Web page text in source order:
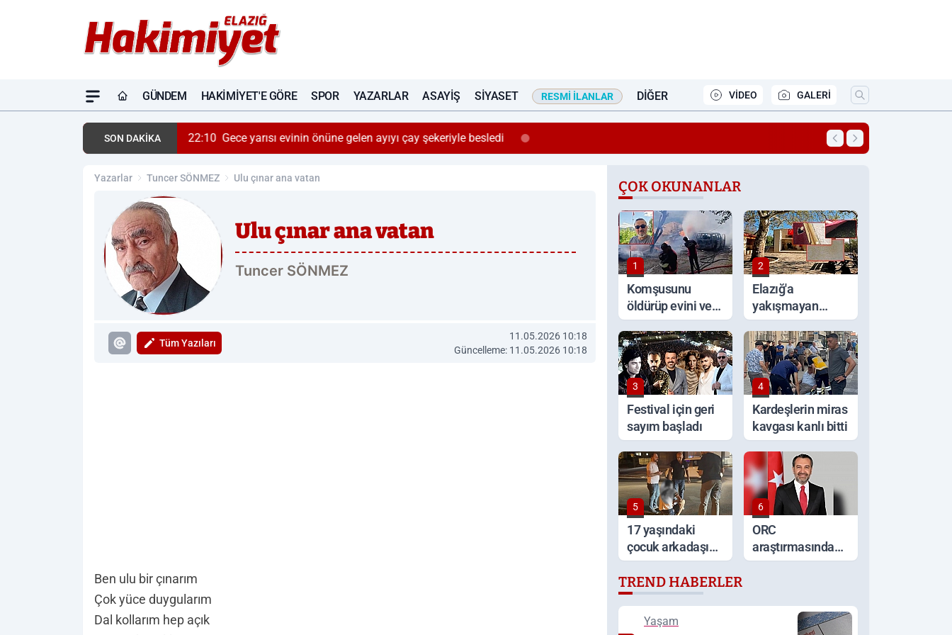
GÜNDEM HAKIMIYET'E GÖRE SPOR YAZARLAR ASAYIŞ SIYASET RESMI İLANLAR DIĞER VİDEO GALERİ
SON DAKİKA 22:10 Gece yarısı evinin önüne gelen ayıyı çay şekeriyle besledi 21:16 Altın ve gümüşte
Yazarlar Tuncer SÖNMEZ Ulu çınar ana vatan
Ulu çınar ana vatan
Tuncer SÖNMEZ
Tüm Yazıları
11.05.2026 10:18
Güncelleme: 11.05.2026 10:18
Ben ulu bir çınarım
Çok yüce duygularım
Dal kollarım hep açık
ÇOK OKUNANLAR
1
Komşusunu
öldürüp evini ve
aracını ateşe
verdi
2
Elazığ'a
yakışmayan
görüntüler
3
Festival için geri
sayım başladı
4
Kardeşlerin miras
kavgası kanlı bitti
5
17 yaşındaki
çocuk arkadaşı
tarafından
sırtından
bıçaklandı
6
ORC
araştırmasında
Şahin
TREND HABERLER
Yaşam